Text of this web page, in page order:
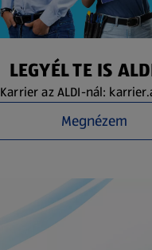
LEGYÉL TE IS
Karrier az ALDI-nál:
Megnézem